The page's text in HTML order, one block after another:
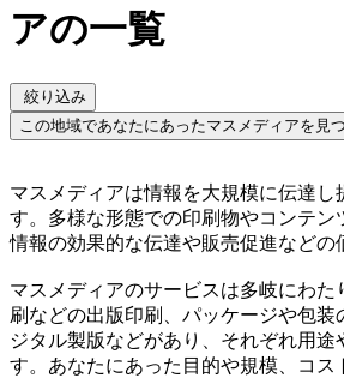
アの一覧
絞り込み
この地域であなたにあったマスメディアを見
マスメディアは情報を大規模に伝達し
す。多様な形態での印刷物やコンテン
情報の効果的な伝達や販売促進などの
マスメディアのサービスは多岐にわた
刷などの出版印刷、パッケージや包装
ジタル製版などがあり、それぞれ用途
す。あなたにあった目的や規模、コス